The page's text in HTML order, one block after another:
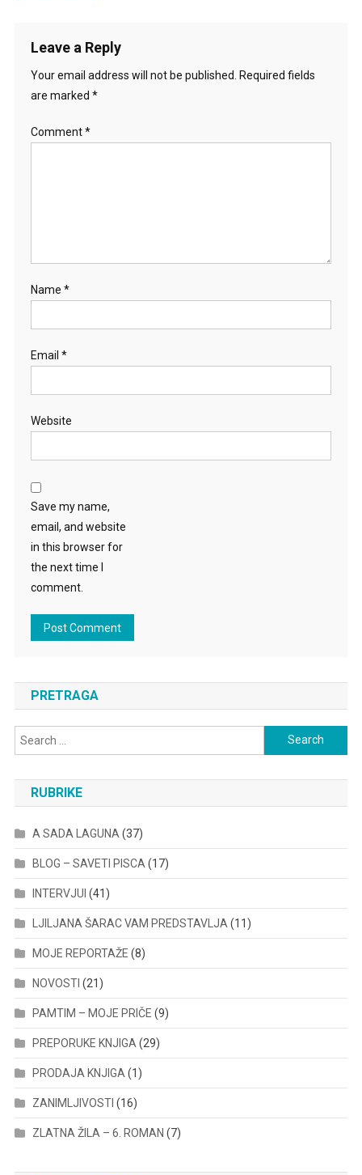
Leave a Reply
Your email address will not be published.
Required fields
are marked *
Comment*
Name *
Email *
Website
Save my name,
email, and website
in this browser for
the next time I
comment.
PRETRAGA
Search
for:
RUBRIKE
A SADA LAGUNA (37)
BLOG – SAVETI PISCA (17)
INTERVJUI (41)
LJILJANA ŠARAC VAM PREDSTAVLJA (11)
MOJE REPORTAŽE (8)
NOVOSTI (21)
PAMTIM – MOJE PRIČE (9)
PREPORUKE KNJIGA (29)
PRODAJA KNJIGA (1)
ZANIMLJIVOSTI (16)
ZLATNA ŽILA – 6. ROMAN (7)